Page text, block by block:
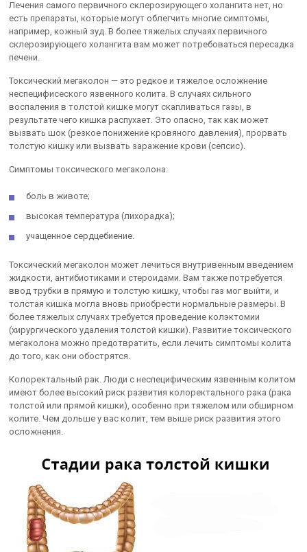
Лечения самого первичного склерозирующего холангита нет, но
есть препараты, которые могут облегчить многие симптомы,
например, кожный зуд. В более тяжелых случаях первичного
склерозирующего холангита вам может потребоваться пересадка
печени.
Токсический мегаколон — это редкое и тяжелое осложнение
неспецифисеского язвенного колита. В случаях сильного
воспаления в толстой кишке могут скапливаться газы, в
результате чего кишка распухает. Это опасно, так как может
вызвать шок (резкое понижение кровяного давления), прорвать
толстую кишку или вызвать заражение крови (сепсис).
Симптомы токсического мегаколона:
боль в животе;
высокая температура (лихорадка);
учащенное сердцебиение.
Токсический мегаколон может лечиться внутривенным введением
жидкости, антибиотиками и стероидами. Вам также потребуется
ввод трубки в прямую и толстую кишку, чтобы газ мог выйти, и
толстая кишка могла вновь приобрести нормальные размеры. В
более тяжелых случаях требуется проведение колэктомии
(хирургического удаления толстой кишки). Развитие токсического
мегаколона можно предотвратить, если лечить симптомы колита
до того, как они обострятся.
Колоректальный рак. Люди с неспецифическим язвенным колитом
имеют более высокий риск развития колоректального рака (рака
толстой или прямой кишки), особенно при тяжелом или обширном
колите. Чем дольше у вас колит, тем выше риск развития этого
осложнения.